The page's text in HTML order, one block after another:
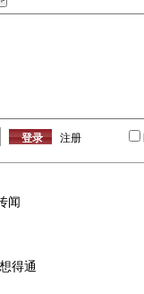
注册
闻
得通